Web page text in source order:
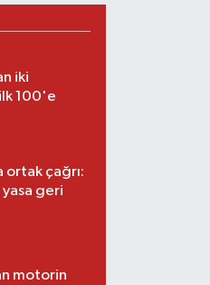
iki
100'e
çağrı:
yasa geri
motorin